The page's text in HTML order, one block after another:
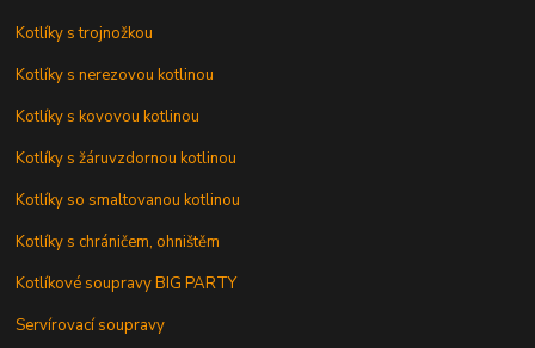
Kotlíky s trojnožkou
Kotlíky s nerezovou kotlinou
Kotlíky s kovovou kotlinou
Kotlíky s žáruvzdornou kotlinou
Kotlíky so smaltovanou kotlinou
Kotlíky s chráničem, ohništěm
Kotlíkové soupravy BIG PARTY
Servírovací soupravy